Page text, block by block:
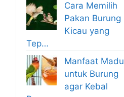
Cara Memilih
Pakan Burung
Kicau yang
Tep…
Manfaat Madu
untuk Burung
agar Kebal